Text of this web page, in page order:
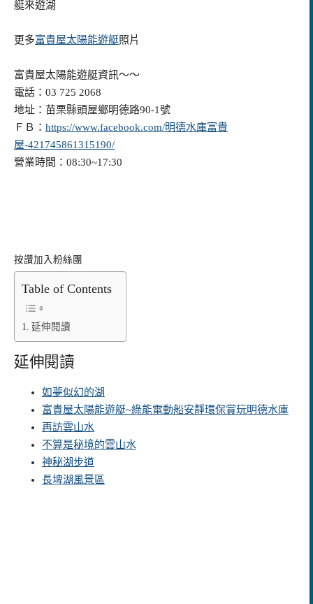
艇來遊湖
更多富貴屋太陽能遊艇照片
富貴屋太陽能遊艇資訊～～
電話：03 725 2068
地址：苗栗縣頭屋鄉明德路90-1號
ＦＢ： https://www.facebook.com/明德水庫富貴
屋-421745861315190/
營業時間：08:30~17:30
按讚加入粉絲團
Table of Contents
延伸閱讀
延伸閱讀
如夢似幻的湖
富貴屋太陽能遊艇~綠能電動船安靜環保賞玩明德水庫
再訪雲山水
不算是秘境的雲山水
神秘湖步道
長埤湖風景區